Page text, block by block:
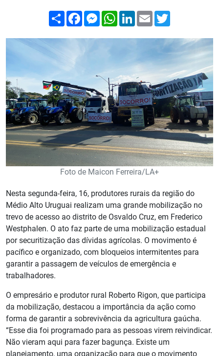
Compartilhar
FacebookMessenger
WhatsApp
LinkedIn
Email
Foto de Maicon Ferreira/LA+
Nesta segunda-feira, 16, produtores rurais da região do
Médio Alto Uruguai realizam uma grande mobilização no
trevo de acesso ao distrito de Osvaldo Cruz, em Frederico
Westphalen. O ato faz parte de uma mobilização estadual
por securitização das dívidas agrícolas. O movimento é
pacífico e organizado, com bloqueios intermitentes para
garantir a passagem de veículos de emergência e
trabalhadores.
O empresário e produtor rural Roberto Rigon, que participa
da mobilização, destacou a importância da ação como
forma de garantir a sobrevivência da agricultura gaúcha.
“Esse dia foi programado para as pessoas virem reivindicar.
Não vieram aqui para fazer bagunça. Existe um
planejamento, uma organização para que o movimento